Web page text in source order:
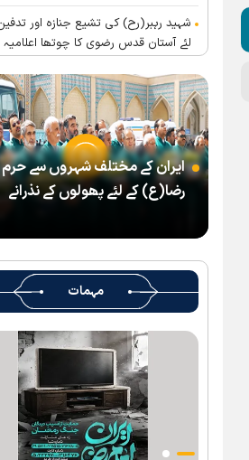
شہید رہبر(رح) کی تشیع جنازہ اور
لئے آستان قدس رضوی کا چوتھا اعلامیہ
حرم امام رضا(ع) میں واقع شہید
کے تحائف کا میوزیم اور قرآنی میوزیم
دیا گیا ہے
شہید رہبر کے تشیع جنازہ میں شرکت کے
آستان قدس رضوی کے متولی کا پیغام
بین الاقوامی سطح پر ’’قومو للہ‘‘ نعرے
پروگرام
رہبرشہید کے سوگواروں کے لئے کرامت رضوی
(( آقای شہید ایران )) نامی چار جلدوں پر
مشتمل کتاب منظرعام پر آگئی
شہید رہبر(رح) ایک قرآنی نابغہ اور قرآنی
احکامات پرعمل کرنے والی شخصیت تھے؛
ایران کے مختلف شہروں سے حرم
رضا(ع) کے لئے پھولوں کے نذرانے
مہمات